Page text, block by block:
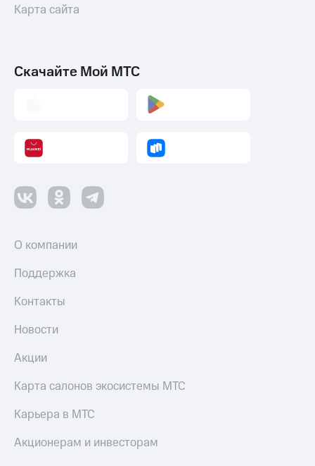
Карта сайта
Скачайте Мой МТС
О компании
Поддержка
Контакты
Новости
Акции
Карта салонов экосистемы МТС
Карьера в МТС
Акционерам и инвесторам